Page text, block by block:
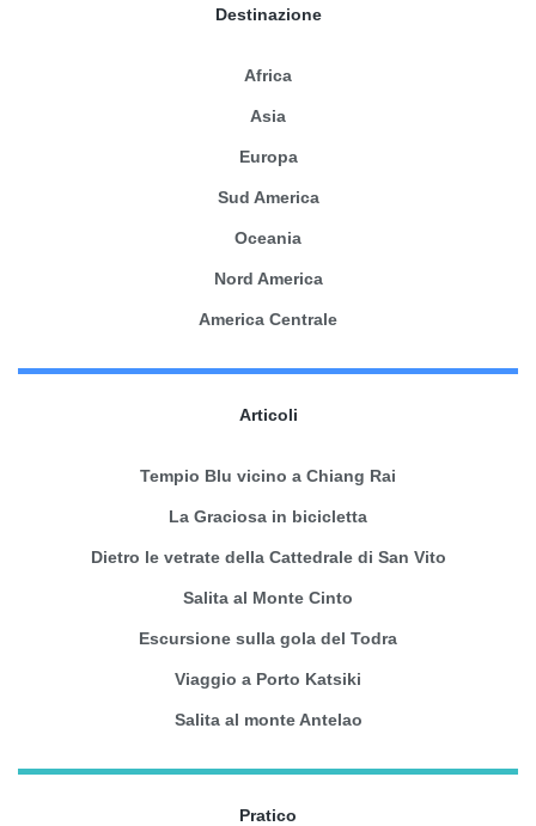
Destinazione
Africa
Asia
Europa
Sud America
Oceania
Nord America
America Centrale
Articoli
Tempio Blu vicino a Chiang Rai
La Graciosa in bicicletta
Dietro le vetrate della Cattedrale di San Vito
Salita al Monte Cinto
Escursione sulla gola del Todra
Viaggio a Porto Katsiki
Salita al monte Antelao
Pratico